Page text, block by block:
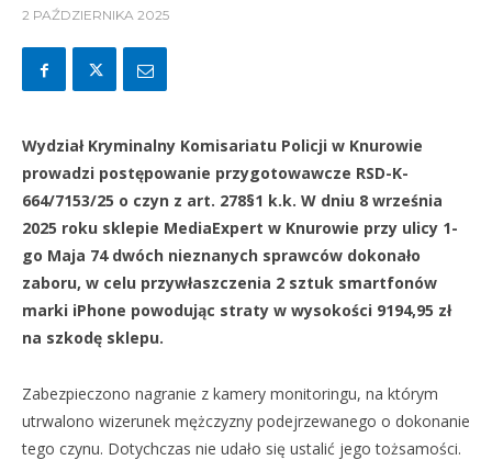
2 PAŹDZIERNIKA 2025
Wydział Kryminalny Komisariatu Policji w Knurowie
prowadzi postępowanie przygotowawcze RSD-K-
664/7153/25 o czyn z art. 278§1 k.k. W dniu 8 września
2025 roku sklepie MediaExpert w Knurowie przy ulicy 1-
go Maja 74 dwóch nieznanych sprawców dokonało
zaboru, w celu przywłaszczenia 2 sztuk smartfonów
marki iPhone powodując straty w wysokości 9194,95 zł
na szkodę sklepu.
Zabezpieczono nagranie z kamery monitoringu, na którym
utrwalono wizerunek mężczyzny podejrzewanego o dokonanie
tego czynu. Dotychczas nie udało się ustalić jego tożsamości.